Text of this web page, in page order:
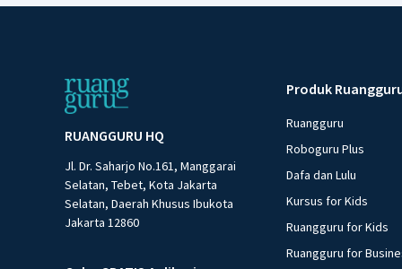
RUANGGURU HQ
Jl. Dr. Saharjo No.161, Manggarai
Selatan, Tebet, Kota Jakarta
Selatan, Daerah Khusus Ibukota
Jakarta 12860
Produk
Ruangguru
Roboguru Plus
Dafa dan Lulu
Kursus for Kids
Ruangguru for Kids
Ruangguru for